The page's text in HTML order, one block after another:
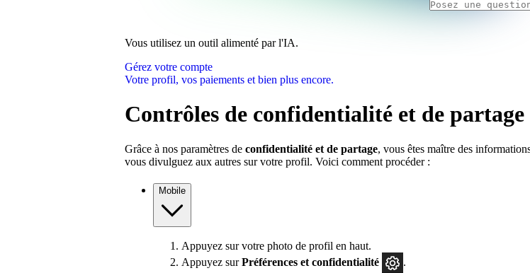
Vous utilisez un outil alimenté par l'IA.
Gérez votre compte
Votre profil, vos paiements et bien plus encore.
Contrôles de confidentialité et de partage
Grâce à nos paramètres de confidentialité et de partage, vous êtes maître des
vous divulguez aux autres sur votre profil. Voici comment procéder :
Mobile
Appuyez sur votre photo de profil en haut.
Appuyez surPréférences et confidentialité
.